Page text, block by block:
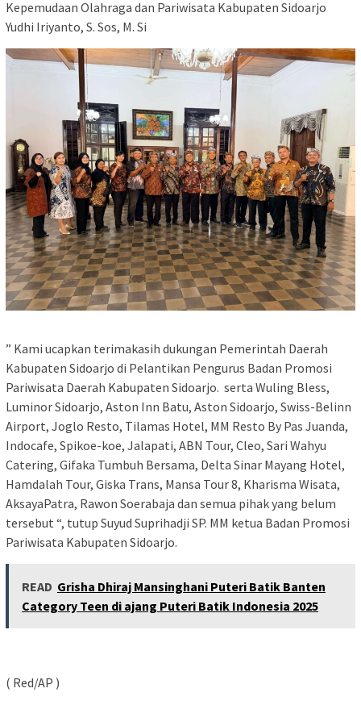
Kepemudaan Olahraga dan Pariwisata Kabupaten Sidoarjo
Yudhi Iriyanto, S. Sos, M. Si
” Kami ucapkan terimakasih dukungan Pemerintah Daerah
Kabupaten Sidoarjo di Pelantikan Pengurus Badan Promosi
Pariwisata Daerah Kabupaten Sidoarjo. serta Wuling Bless,
Luminor Sidoarjo, Aston Inn Batu, Aston Sidoarjo, Swiss-Belinn
Airport, Joglo Resto, Tilamas Hotel, MM Resto By Pas Juanda,
Indocafe, Spikoe-koe, Jalapati, ABN Tour, Cleo, Sari Wahyu
Catering, Gifaka Tumbuh Bersama, Delta Sinar Mayang Hotel,
Hamdalah Tour, Giska Trans, Mansa Tour 8, Kharisma Wisata,
AksayaPatra, Rawon Soerabaja dan semua pihak yang belum
tersebut “, tutup Suyud Suprihadji SP. MM ketua Badan Promosi
Pariwisata Kabupaten Sidoarjo.
READ Grisha Dhiraj Mansinghani Puteri Batik Banten
Category Teen di ajang Puteri Batik Indonesia 2025
( Red/AP )